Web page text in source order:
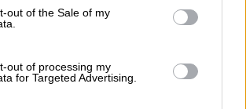
out of the Sale of my
out of processing my
for Targeted Advertising.
κάθε Τρίτη, Πέμπτη και